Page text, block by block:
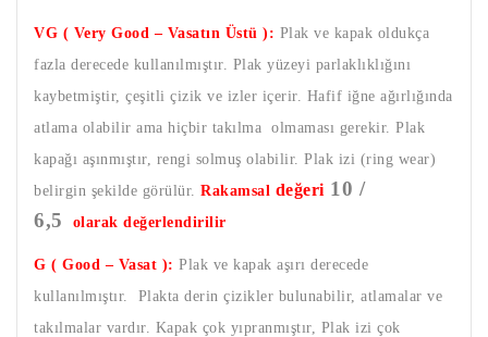
VG ( Very Good – Vasatın Üstü ): Plak ve kapak oldukça
fazla derecede kullanılmıştır. Plak yüzeyi parlaklıklığını
kaybetmiştir, çeşitli çizik ve izler içerir. Hafif iğne ağırlığında
atlama olabilir ama hiçbir takılma olmaması gerekir. Plak
kapağı aşınmıştır, rengi solmuş olabilir. Plak izi (ring wear)
belirgin şekilde görülür. Rakamsal değeri 10 /
6,5
olarak değerlendirilir
G ( Good – Vasat ): Plak ve kapak aşırı derecede
kullanılmıştır. Plakta derin çizikler bulunabilir, atlamalar ve
takılmalar vardır. Kapak çok yıpranmıştır, Plak izi çok